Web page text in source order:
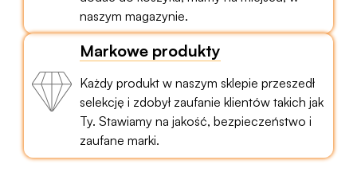
naszym magazynie.
Markowe produkty
Każdy produkt w naszym sklepie przeszedł
selekcję i zdobył zaufanie klientów takich jak
Ty. Stawiamy na jakość, bezpieczeństwo i
zaufane marki.